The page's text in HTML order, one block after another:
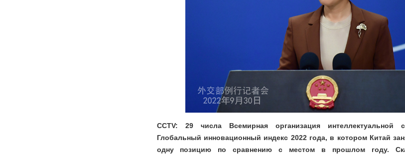
CCTV: 29 числа Всемирная организация интеллектуальной
Глобальный инновационный индекс 2022 года, в котором Китай
одну позицию по сравнению с местом в прошлом году.